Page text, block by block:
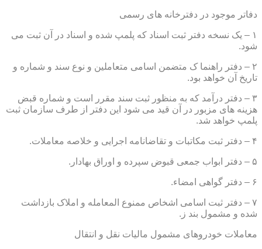
دفاتر موجود در دفترخانه های رسمی
۱ – یک نسخه دفتر ثبت اسناد که پلمپ شده و اسناد در آن ثبت می
شود.
۲ – دفتر راهنما ک متضمن اسامی متعاملین و نوع سند و شماره و
تاریخ آن خواهد بود.
۳ – دفتر درآمد که به منظور ثبت سند مقرر است و شماره قبض
هزینه های مزبور در آن قید می شود این دفتر از طرف سازمان ثبت
پلمپ خواهد شد.
۴ – دفتر ثبت مکاتبات و تقاضانامه اجرایی و خلاصه معاملات.
۵ – دفتر ابواب جمعی قبوض سپرده و اوراق بهادار.
۶ – دفتر گواهی امضاء.
۷ – دفتر ثبت اسامی اشخاص ممنوع المعامله و املاک بازداشت
شده و مشمول بند ز.
معاملات خودروهای مشمول مالیات نقل و انتقال